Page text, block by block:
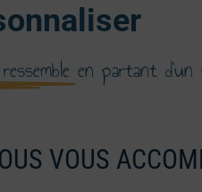
en partant d'un
VOUS